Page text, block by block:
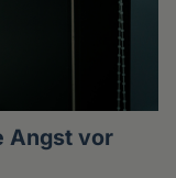
Angst vor